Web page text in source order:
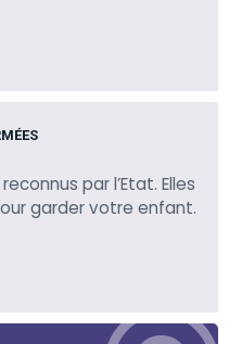
par l’Etat. Elles
garder votre enfant.